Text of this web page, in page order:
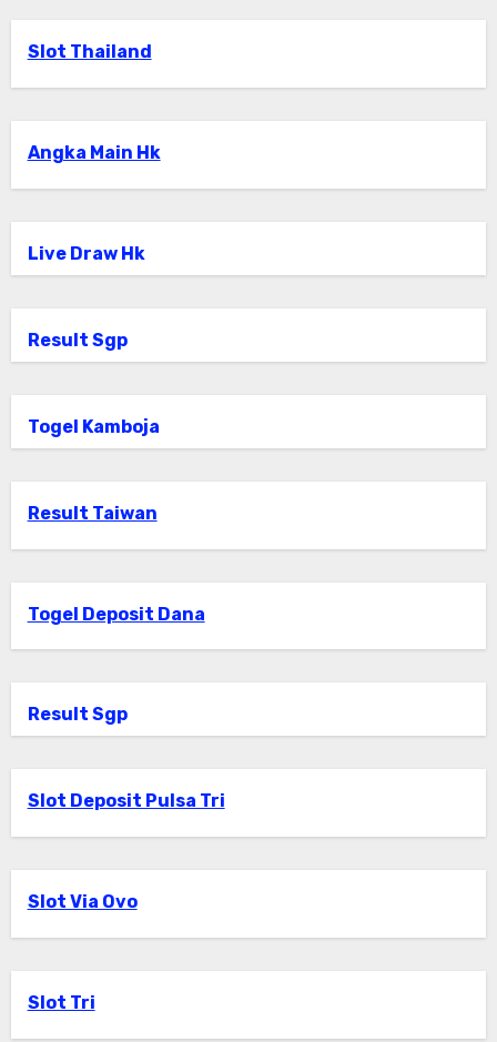
Slot Thailand
Angka Main Hk
Live Draw Hk
Result Sgp
Togel Kamboja
Result Taiwan
Togel Deposit Dana
Result Sgp
Slot Deposit Pulsa Tri
Slot Via Ovo
Slot Tri